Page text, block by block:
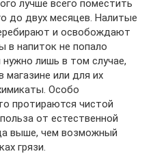
лучше всего поместить
до двух месяцев. Налитые
и освобождают
в напиток не попало
лишь в том случае,
магазине или для их
Особо
протираются чистой
от естественной
выше, чем возможный
грязи.